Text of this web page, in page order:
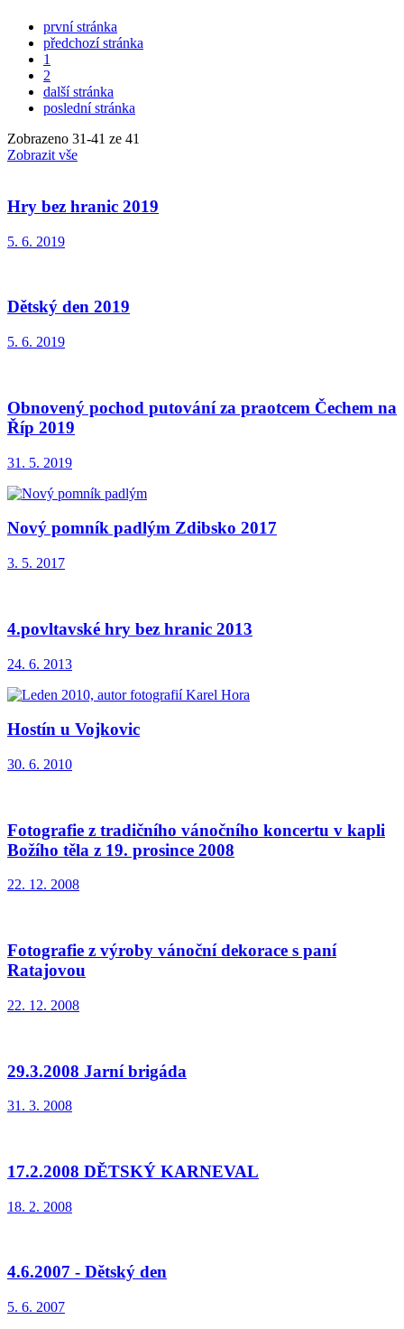
první stránka
předchozí stránka
1
2
další stránka
poslední stránka
Zobrazeno 31-41 ze 41
Zobrazit vše
Hry bez hranic 2019
5. 6. 2019
Dětský den 2019
5. 6. 2019
Obnovený pochod putování za praotcem Čechem na
Říp 2019
31. 5. 2019
Nový pomník padlým Zdibsko 2017
3. 5. 2017
4.povltavské hry bez hranic 2013
24. 6. 2013
Hostín u Vojkovic
30. 6. 2010
Fotografie z tradičního vánočního koncertu v kapli
Božího těla z 19. prosince 2008
22. 12. 2008
Fotografie z výroby vánoční dekorace s paní
Ratajovou
22. 12. 2008
29.3.2008 Jarní brigáda
31. 3. 2008
17.2.2008 DĚTSKÝ KARNEVAL
18. 2. 2008
4.6.2007 - Dětský den
5. 6. 2007